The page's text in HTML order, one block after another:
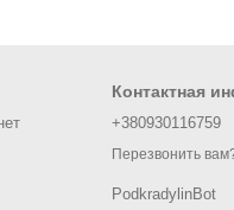
Контактная
+380930116759
Перезвонить
PodkradylinBot